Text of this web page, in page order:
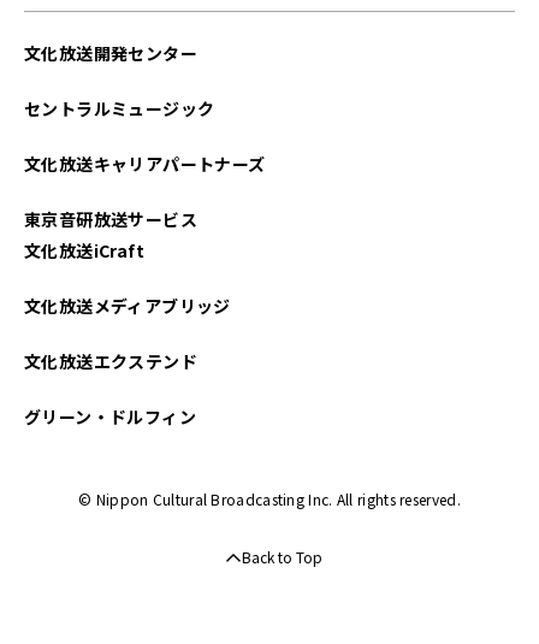
2025年06月
2025年01月
2024年12月
2024年11月
文化放送開発センター
セントラルミュージック
文化放送キャリアパートナーズ
東京音研放送サービス
文化放送iCraft
文化放送メディアブリッジ
文化放送エクステンド
グリーン・ドルフィン
© Nippon Cultural Broadcasting Inc. All rights reserved.
Back to Top